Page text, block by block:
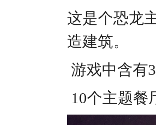
这是个恐龙
造建筑。
游戏中含有
10个主题餐